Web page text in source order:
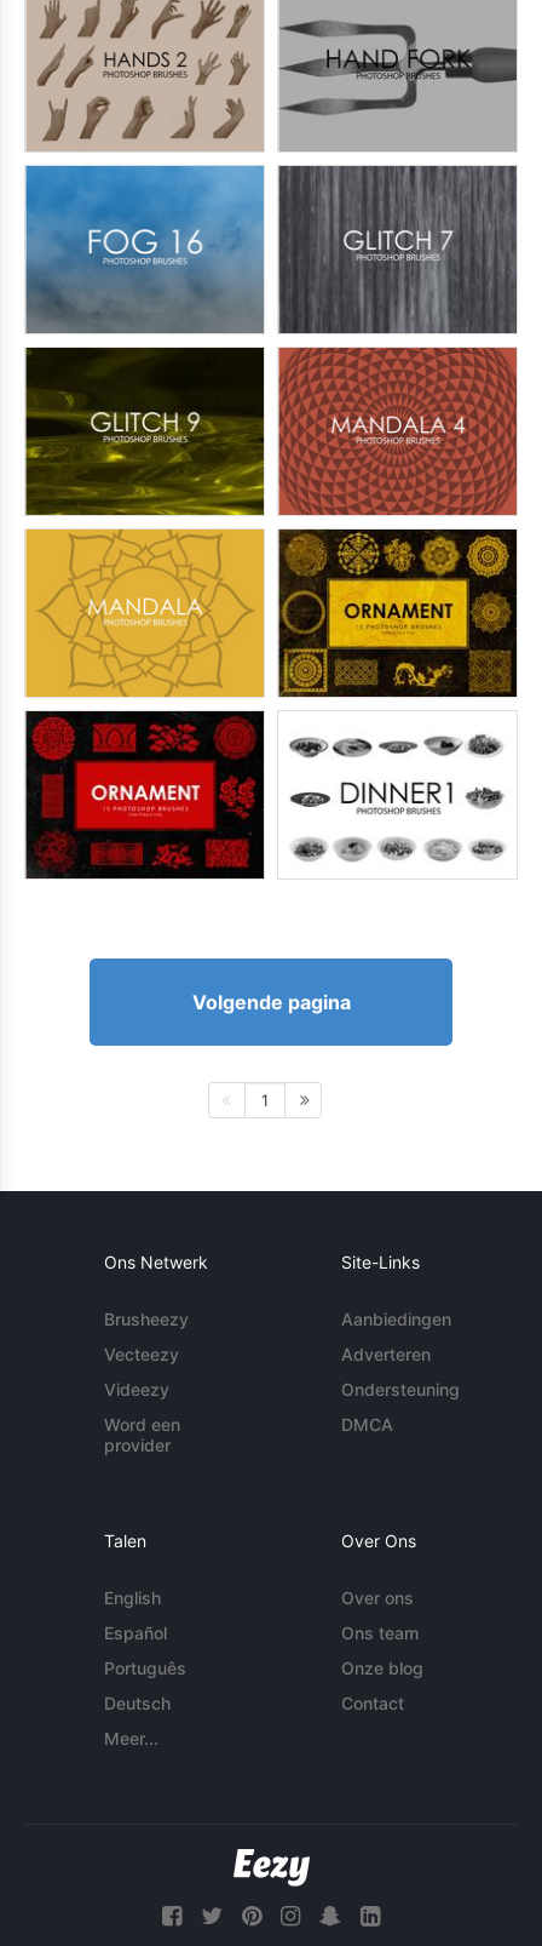
Volgende pagina
1
Ons Netwerk
Brusheezy
Vecteezy
Videezy
Word een
provider
Site-Links
Aanbiedingen
Adverteren
Ondersteuning
DMCA
Talen
English
Español
Português
Deutsch
Meer...
Over Ons
Over ons
Ons team
Onze blog
Contact